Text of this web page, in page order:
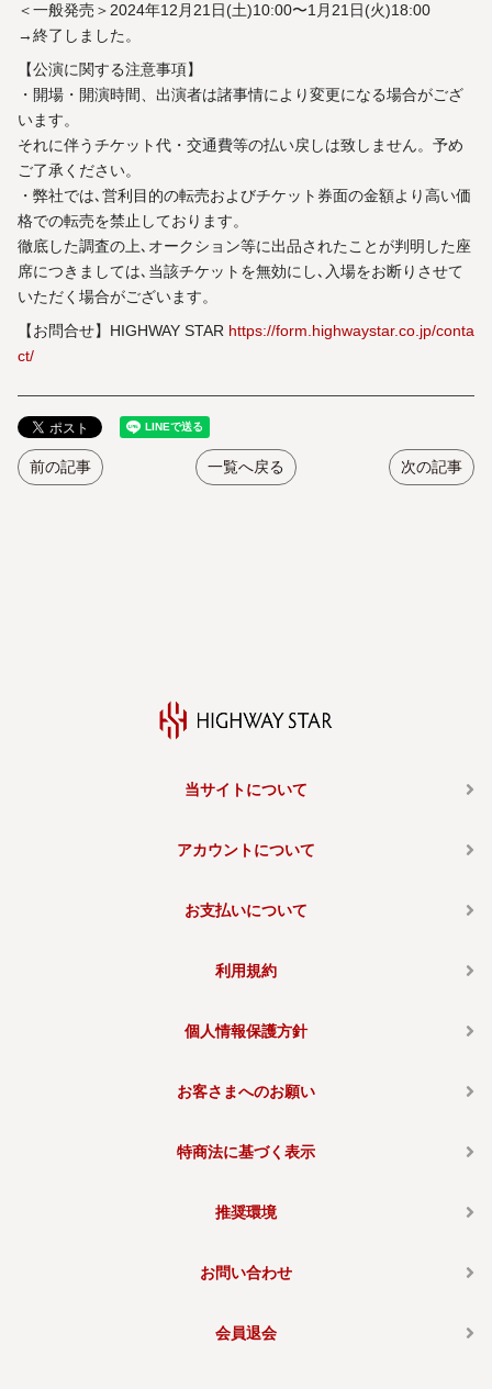
＜一般発売＞2024年12月21日(土)10:00〜1月21日(火)18:00
→終了しました。
【公演に関する注意事項】
・開場・開演時間、出演者は諸事情により変更になる場合がござ
います。
それに伴うチケット代・交通費等の払い戻しは致しません。予め
ご了承ください。
・弊社では､営利目的の転売およびチケット券面の金額より高い価
格での転売を禁止しております。
徹底した調査の上､オークション等に出品されたことが判明した座
席につきましては､当該チケットを無効にし､入場をお断りさせて
いただく場合がございます。
【お問合せ】HIGHWAY STAR https://form.highwaystar.co.jp/conta
ct/
前の記事 一覧へ戻る 次の記事
当サイトについて
アカウントについて
お支払いについて
利用規約
個人情報保護方針
お客さまへのお願い
特商法に基づく表示
推奨環境
お問い合わせ
会員退会